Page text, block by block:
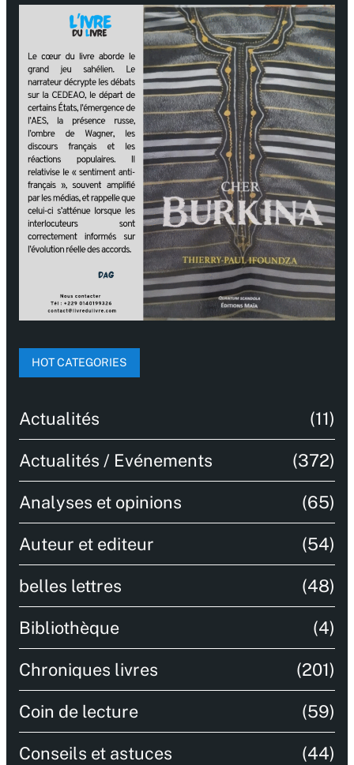
HOT CATEGORIES
Actualités (11)
Actualités / Evénements (372)
Analyses et opinions (65)
Auteur et editeur (54)
belles lettres (48)
Bibliothèque (4)
Chroniques livres (201)
Coin de lecture (59)
Conseils et astuces (44)